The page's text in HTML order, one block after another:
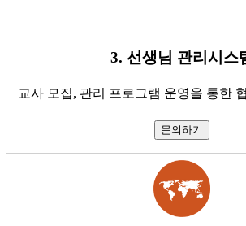
3. 선생님 관리시스
교사 모집, 관리 프로그램 운영을 통한
문의하기